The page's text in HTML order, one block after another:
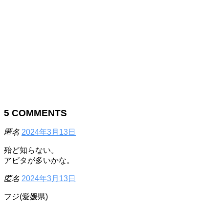
5 COMMENTS
匿名 2024年3月13日
殆ど知らない。
アピタが多いかな。
匿名 2024年3月13日
フジ(愛媛県)